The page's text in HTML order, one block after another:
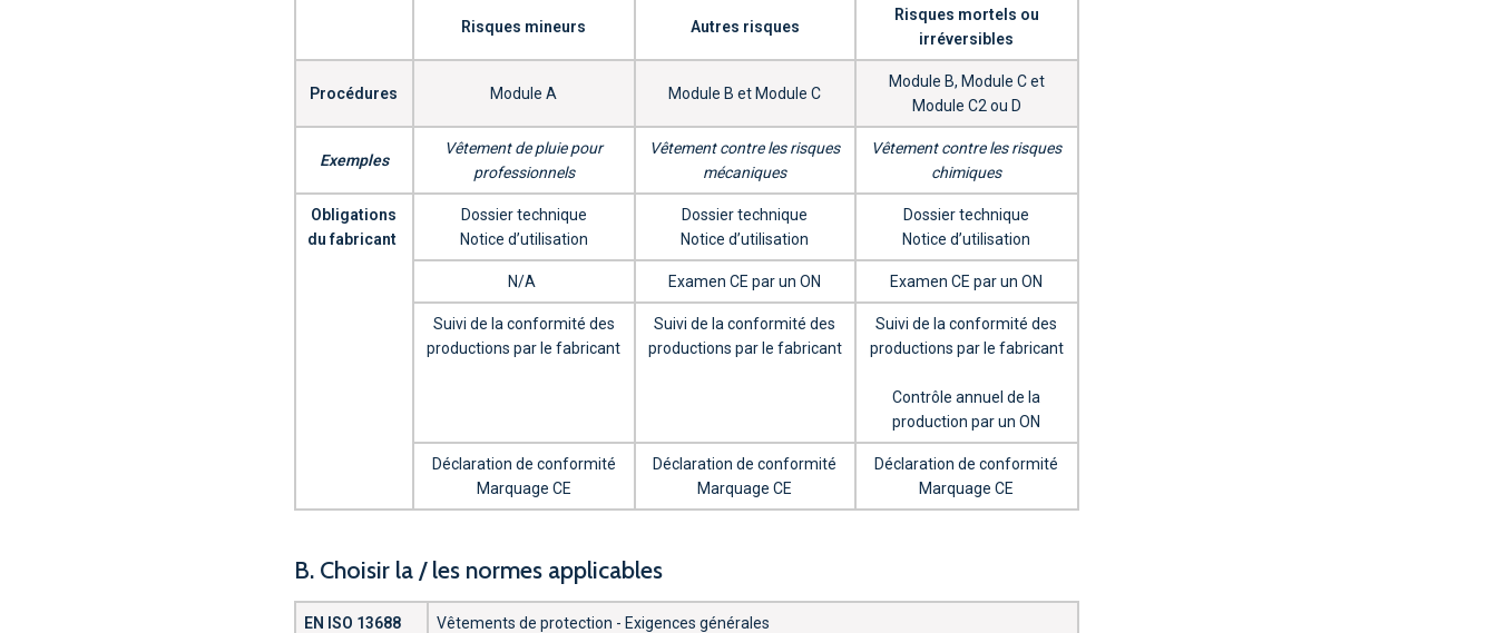
Risques mineurs Autres risques
Risques mortels ou
irréversibles
Procédures Module A Module B et Module C
Module B, Module C et
Module C2 ou D
Exemples
Vêtement de pluie pour
professionnels
Vêtement contre les risques
mécaniques
Vêtement contre les risques
chimiques
Obligations
du fabricant
Dossier technique
Notice d’utilisation
Dossier technique
Notice d’utilisation
Dossier technique
Notice d’utilisation
N/A Examen CE par un ON Examen CE par un ON
Suivi de la conformité des
productions par le fabricant
Suivi de la conformité des
productions par le fabricant
Suivi de la conformité des
productions par le fabricant
Contrôle annuel de la
production par un ON
Déclaration de conformité
Marquage CE
Déclaration de conformité
Marquage CE
Déclaration de conformité
Marquage CE
B. Choisir la / les normes applicables
EN ISO 13688 Vêtements de protection - Exigences générales